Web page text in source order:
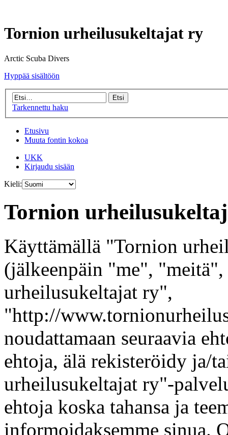
Tornion urheilusukeltajat ry
Arctic Scuba Divers
Hyppää sisältöön
Tarkennettu haku
Etusivu
Muuta fontin kokoa
UKK
Kirjaudu sisään
Kieli:
Tornion
Käyttämällä "Tornion
(jälkeenpäin "me",
urheilusukeltajat ry",
"http://
noudattamaan seuraavia
ehtoja, älä rekisteröidy ja/
urheilusukeltajat ry"-
ehtoja koska tahansa ja
informoidaksemme sinua.